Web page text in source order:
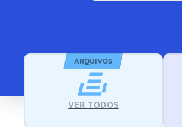
ARQUIVOS
VER TODOS